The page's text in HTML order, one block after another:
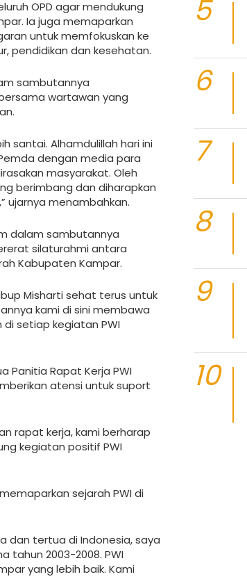
OPD agar mendukung
Ia juga memaparkan
untuk memfokuskan ke
pendidikan dan kesehatan.
sambutannya
wartawan yang
santai. Alhamdulillah hari ini
dengan media para
masyarakat. Oleh
berimbang dan diharapkan
ujarnya menambahkan.
dalam sambutannya
silaturahmi antara
Kabupaten Kampar.
Misharti sehat terus untuk
kami di sini membawa
setiap kegiatan PWI
Panitia Rapat Kerja PWI
atensi untuk suport
rapat kerja, kami berharap
kegiatan positif PWI
sejarah PWI di
dan tertua di Indonesia, saya
tahun 2003-2008. PWI
yang lebih baik. Kami
5
6
7
8
9
10